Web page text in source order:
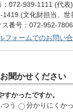
：072-939-1111 (代表)
1419 (文化財担当、世
ス番号：072-952-7806
フォームでのお問い
聞かせください
かったですか。
つう
分かりにくか